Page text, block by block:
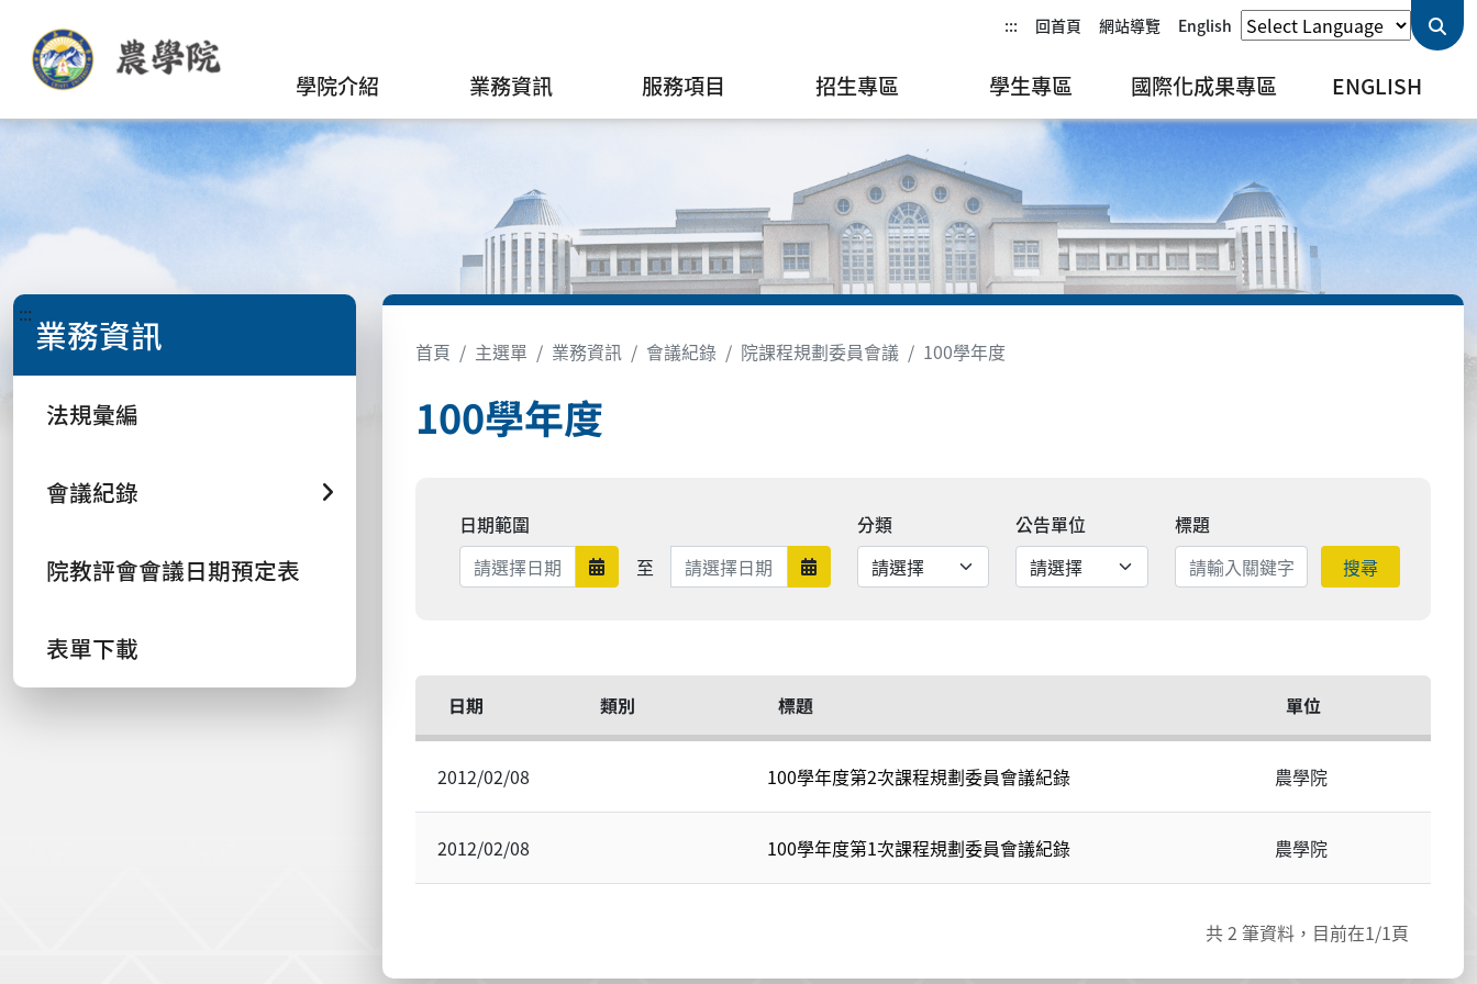
::: 回首頁 網站導覽 English
學院介紹 業務資訊 服務項目 招生專區 學生專區 國際化成果專區 ENGLISH
::: 業務資訊
法規彙編
會議紀錄
院教評會會議日期預定表
表單下載
首頁 主選單 業務資訊 會議紀錄 院課程規劃委員會議 100學年度
100學年度
日期範圍
日期範圍開始
至 日期範圍結束 日期範圍結束
分類 公告單位
標題
搜尋
日期 類別 標題 單位
2012/02/08 100學年度第2次課程規劃委員會議紀錄 農學院
2012/02/08 100學年度第1次課程規劃委員會議紀錄 農學院
共2 筆資料，目前在1/1頁